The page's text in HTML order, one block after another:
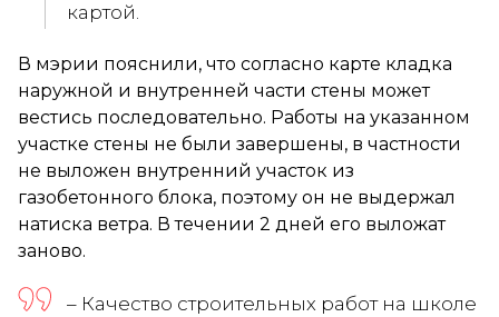
картой.
В мэрии пояснили, что согласно карте кладка
наружной и внутренней части стены может
вестись последовательно. Работы на указанном
участке стены не были завершены, в частности
не выложен внутренний участок из
газобетонного блока, поэтому он не выдержал
натиска ветра. В течении 2 дней его выложат
заново.
– Качество строительных работ на школе